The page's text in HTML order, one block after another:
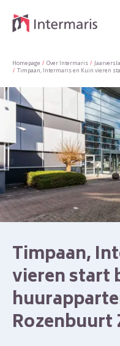
Naar hoofdinhoud
Naar hoofdnavigatiemenu
Naar zoeken
Naar de homepage
Homepage Over Intermaris
Timpaan, Intermaris en Kuin vieren start
Timpaan,
vieren start
Rozenbuurt